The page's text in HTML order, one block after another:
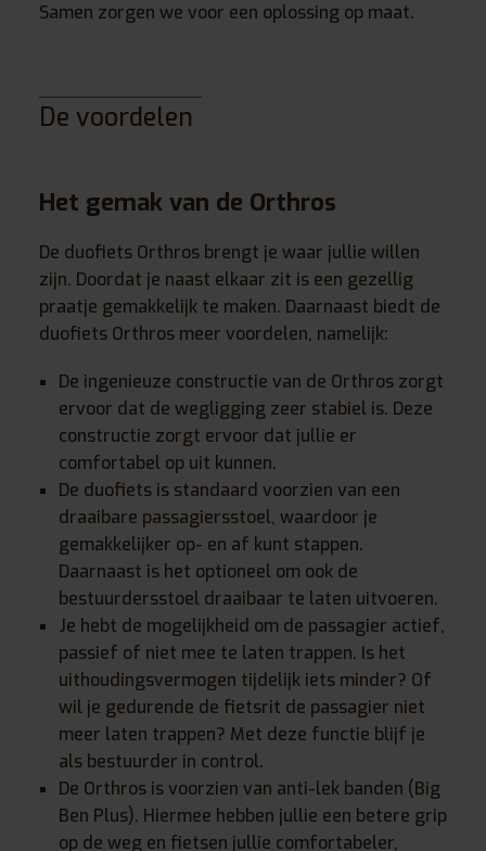
Samen zorgen we voor een oplossing op maat.
De voordelen
Het gemak van de Orthros
De duofiets Orthros brengt je waar jullie willen
zijn. Doordat je naast elkaar zit is een gezellig
praatje gemakkelijk te maken. Daarnaast biedt de
duofiets Orthros meer voordelen, namelijk:
De ingenieuze constructie van de Orthros zorgt
ervoor dat de wegligging zeer stabiel is. Deze
constructie zorgt ervoor dat jullie er
comfortabel op uit kunnen.
De duofiets is standaard voorzien van een
draaibare passagiersstoel, waardoor je
gemakkelijker op- en af kunt stappen.
Daarnaast is het optioneel om ook de
bestuurdersstoel draaibaar te laten uitvoeren.
Je hebt de mogelijkheid om de passagier actief,
passief of niet mee te laten trappen. Is het
uithoudingsvermogen tijdelijk iets minder? Of
wil je gedurende de fietsrit de passagier niet
meer laten trappen? Met deze functie blijf je
als bestuurder in control.
De Orthros is voorzien van anti-lek banden (Big
Ben Plus). Hiermee hebben jullie een betere grip
op de weg en fietsen jullie comfortabeler,